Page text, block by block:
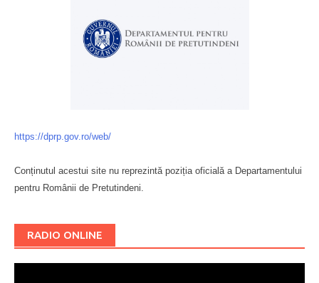
https://dprp.gov.ro/web/
Conținutul acestui site nu reprezintă poziția oficială a Departamentului
pentru Românii de Pretutindeni.
RADIO ONLINE